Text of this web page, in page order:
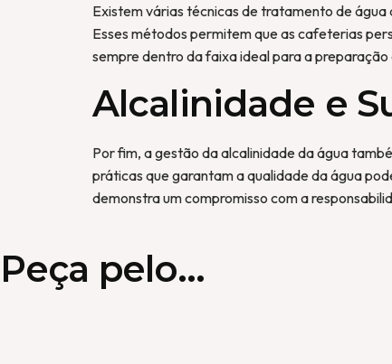
Existem várias técnicas de tratamento de água
Esses métodos permitem que as cafeterias
sempre dentro da faixa ideal para a
Alcalinidade e
Por fim, a gestão da alcalinidade da água
práticas que garantam a qualidade da água
demonstra um compromisso com a
Peça pelo...